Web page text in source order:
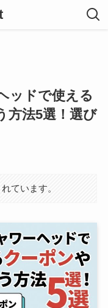
ッドで使える
方法5選！選び
ています。